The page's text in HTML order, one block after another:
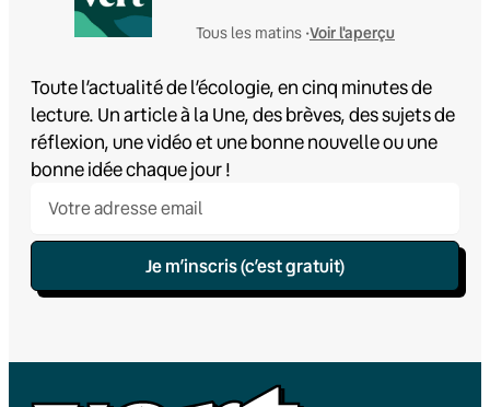
Tous les matins •Voir l'aperçu
Toute l’actualité de l’écologie, en cinq minutes de
lecture. Un article à la Une, des brèves, des sujets de
réflexion, une vidéo et une bonne nouvelle ou une
bonne idée chaque jour !
Je m’inscris (c’est gratuit)